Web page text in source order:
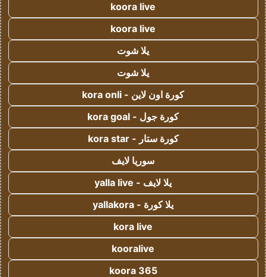
koora live
koora live
يلا شوت
يلا شوت
كورة اون لاين - kora onli
كورة جول - kora goal
كورة ستار - kora star
سوريا لايف
يلا لايف - yalla live
يلا كورة - yallakora
kora live
kooralive
koora 365